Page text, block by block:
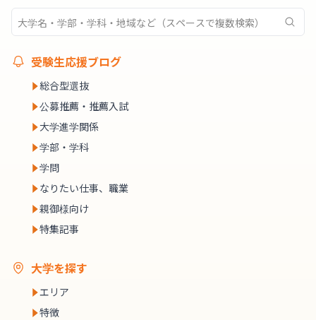
受験生応援ブログ
総合型選抜
公募推薦・推薦入試
大学進学関係
学部・学科
学問
なりたい仕事、職業
親御様向け
特集記事
大学を探す
エリア
特徴